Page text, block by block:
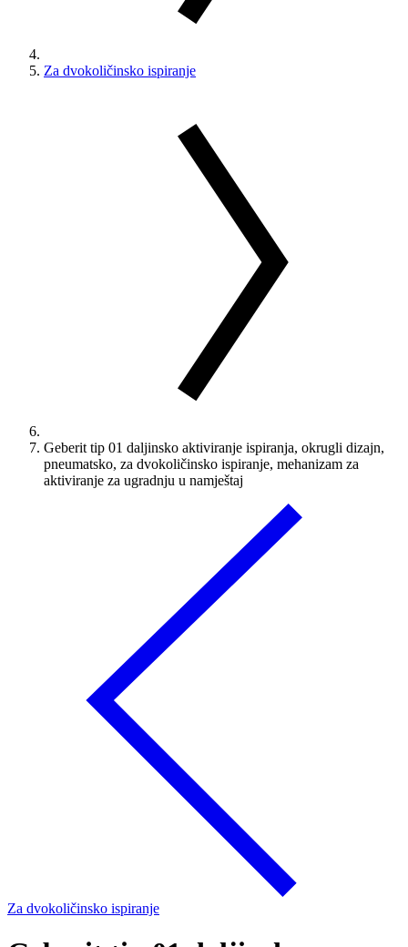
Za dvokoličinsko ispiranje
Geberit tip 01 daljinsko aktiviranje ispiranja, okrugli dizajn,
pneumatsko, za dvokoličinsko ispiranje, mehanizam za
aktiviranje za ugradnju u namještaj
Za dvokoličinsko ispiranje